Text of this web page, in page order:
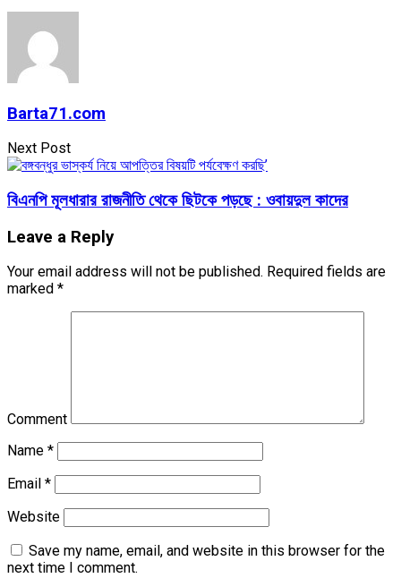
Barta71.com
Next Post
বিএনপি মূলধারার রাজনীতি থেকে ছিটকে পড়ছে : ওবায়দুল কাদের
Leave a Reply
Your email address will not be published. Required fields are
marked *
Comment
Name *
Email *
Website
Save my name, email, and website in this browser for the
next time I comment.